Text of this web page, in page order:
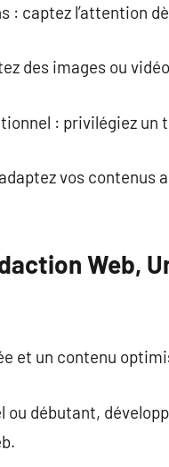
: captez l’attention
des images ou
: privilégiez
vos contenus
Web,
et un contenu
ou débutant,